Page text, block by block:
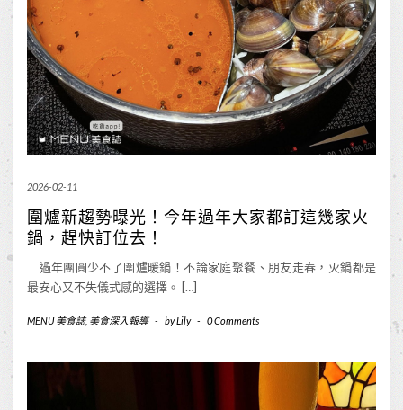
2026-02-11
圍爐新趨勢曝光！今年過年大家都訂這幾家火
鍋，趕快訂位去！
過年團圓少不了圍爐暖鍋！不論家庭聚餐、朋友走春，火鍋都是
最安心又不失儀式感的選擇。 […]
MENU 美食誌, 美食深入報導 - byLily - 0 Comments